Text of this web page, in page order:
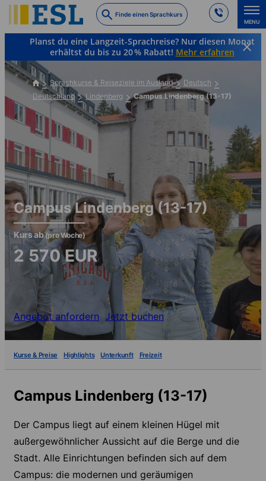
to
main
content
Finde einen Sprachkurs
MENU
Planst du eine Langzeit-Sprachreise? Nur diesen Monat
erhältst du bis zu 20 % Rabatt! Mehr erfahren
Sprachkurse & Reiseziele im Ausland
Deutsch
Deutschland
Lindenberg Campus Lindenberg (13-17)
Campus Lindenberg (13-17)
Kurs ab(pro Woche)
2 570EUR
Angebot anfordern Jetzt buchen
Kurse & Preise Highlights Unterkunft Freizeit
Campus Lindenberg (13-17)
Der Campus liegt auf einem kleinen Hügel mit
außergewöhnlicher Aussicht auf die Berge und die
Stadt. Alle Einrichtungen befinden sich auf dem
Campus: die modernen und geräumigen